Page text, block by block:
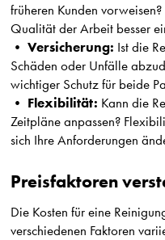
früheren Kunden
Qualität der Arbeit besser
•Versicherung: Ist die
Schäden oder Unfälle
wichtiger Schutz für beide
• Flexibilität: Kann die
Zeitpläne anpassen?
sich Ihre Anforderungen
Preisfaktoren
Die Kosten für eine
verschiedenen Faktoren